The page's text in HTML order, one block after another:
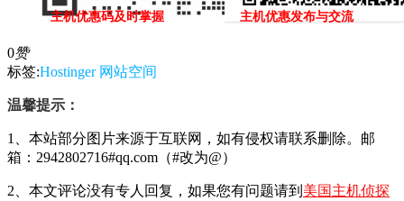
主机优惠码及时掌握 主机优惠发布与交流
0赞
标签:Hostinger 网站空间
温馨提示：
1、本站部分图片来源于互联网，如有侵权请联系删除。邮
箱：2942802716#qq.com（#改为@）
2、本文评论没有专人回复，如果您有问题请到 美国主机侦探